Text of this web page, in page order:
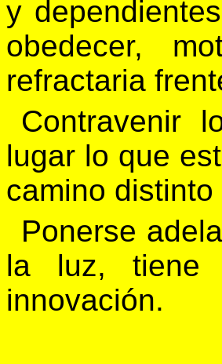
y
obedecer,
refractaria
Contravenir
lugar lo que
camino
Ponerse
la luz, tiene
innovación.